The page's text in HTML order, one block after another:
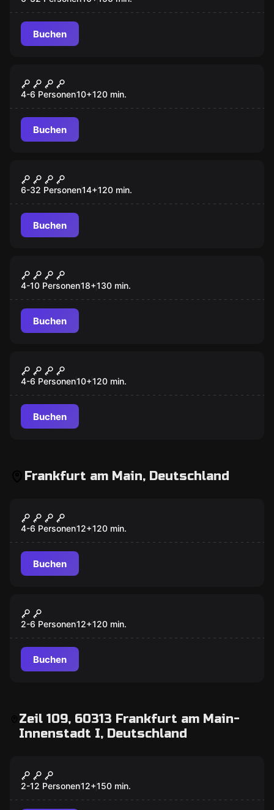
Buchen
DIAMANTENFIEBER
4-6 Personen10+120 min.
Buchen
OPERATION MINDFALL
6-32 Personen14+120 min.
Buchen
HUNG OVER
4-10 Personen18+130 min.
Buchen
LOST CHRISTMAS
4-6 Personen10+120 min.
Buchen
Frankfurt am Main, Deutschland
Neu
Blackout
4-6 Personen12+120 min.
Buchen
Neu
Hung Over
2-6 Personen12+120 min.
Buchen
Zeil 109, 60313 Frankfurt am Main-
Innenstadt I, Deutschland
Neu
Operation Mindfall
2-12 Personen12+150 min.